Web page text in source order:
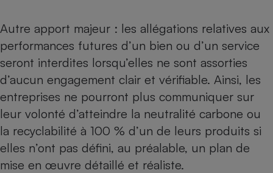
Autre apport majeur : les allégations relatives aux
performances futures d’un bien ou d’un service
seront interdites lorsqu’elles ne sont assorties
d’aucun engagement clair et vérifiable. Ainsi, les
entreprises ne pourront plus communiquer sur
leur volonté d’atteindre la neutralité carbone ou
la recyclabilité à 100 % d’un de leurs produits si
elles n’ont pas défini, au préalable, un plan de
mise en œuvre détaillé et réaliste.